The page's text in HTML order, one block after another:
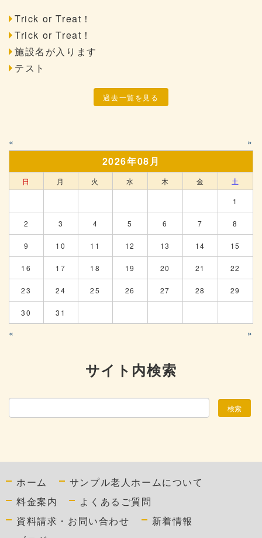
Trick or Treat！
Trick or Treat！
施設名が入ります
テスト
過去一覧を見る
« »
2026年08月
日 月 火 水 木 金
土
1
2 3 4 5 6 7 8
9 10 11 12 13 14 15
16 17 18 19 20 21 22
23 24 25 26 27 28 29
30 31
« »
サイト内検索
ホーム
サンプル老人ホームについて
料金案内
よくあるご質問
資料請求・お問い合わせ
新着情報